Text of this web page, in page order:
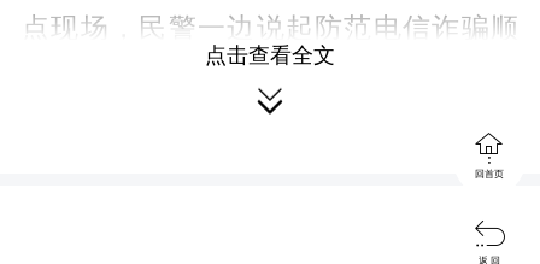
点现场，民警一边说起防范电信诈骗顺
口溜，一边向群众发放宣传资料，向群
众详细讲解电信网络诈骗犯罪的特征、
危害和防范要领等知识，耐心细致地解
安装“国家反诈中心”APP，提醒群众提高
点击查看全文


回首页

返 回